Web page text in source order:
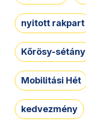
nyitott rakpart
Kőrösy-sétány
Mobilitási Hét
kedvezmény